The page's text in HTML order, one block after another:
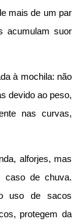
mais de um par
acumulam suor
à mochila: não
devido ao peso,
nas curvas,
alforjes, mas
caso de chuva.
uso de sacos
protegem da